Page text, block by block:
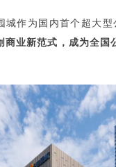
城作为国内首个超大
商业新范式，成为全国